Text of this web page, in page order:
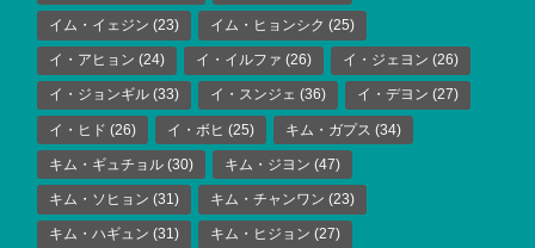
イム・イェジン (23) イム・ヒョンシク (25)
イ・アヒョン (24) イ・イルファ (26) イ・ジェヨン (26)
イ・ジョンギル (33) イ・スンジェ (36) イ・デヨン (27)
イ・ヒド (26) イ・ボヒ (25) キム・ガプス (34)
キム・ギュチョル (30) キム・ジヨン (47)
キム・ソヒョン (31) キム・チャンワン (23)
キム・ハギュン (31) キム・ヒジョン (27)